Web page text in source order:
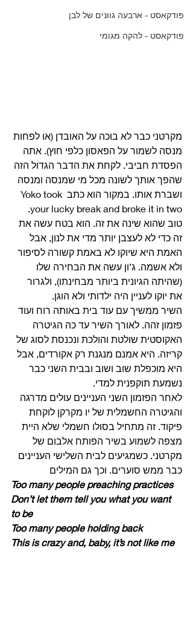
פודקאסט - ארבעה גוונים של לבן
פודקאסט - להקה מגומי
מקרטני כבר לא בוכה על האובדן (או לפחות
מנסה לשמור על הפאסון כלפי חוץ). אתה
הפסדת חביבי. לקחת את הדבר הגדול הזה
שהפך אותך לשונה מכל מי שמנסה ומנסה
ושברת אותו. במקור הוא כתב Yoko took
your lucky break and broke it in two.
טוב שהוא שינה את זה. הוא בטח עשה את
זה כדי לא לעצבן יותר מדי את לנון, אבל
האמת היא שיוקו לא באמת קשורה לסיפור
ולא אשמה. ג’ון עשה את הבחירה שלו
(שהיתה הגיונית ביותר מבחינתו), ולגרור
את יוקו לעניין היה ילדותי ולא הוגן.
השיר ממשיך עם עוד בית באותה רוח ועוד
פזמון זהה. לאורך השיר עד כה הגיטרה
האקוסטית שולטת והולכת ונכנסת לסוג של
קריזה. היא אמנם מנגנת רק אקורדים, אבל
היא מוכפלת שוב ושוב ובבית השני כבר
נשמעת תוקפנית למדי.
לאחר הפזמון השני העניינים עולים מדרגה
והגיטרה החשמלית של יו מקרקן לוקחת
פיקוד. זה מתחיל בסולו חשמלי שלא היית
מצפה לשמוע בשיר הפותח אלבום של
מקרטני. כשמגיעים לבית השלישי העניינים
כבר ממש סוערים. וכך גם המילים
Too many people preaching practices
Don’t let them tell you what you want
to be
Too many people holding back
This is crazy and, baby, it’s not like me